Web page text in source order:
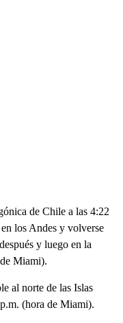
de Chile a las 4:22
los Andes y volverse
y luego en la
Miami).
al norte de las Islas
(hora de Miami).